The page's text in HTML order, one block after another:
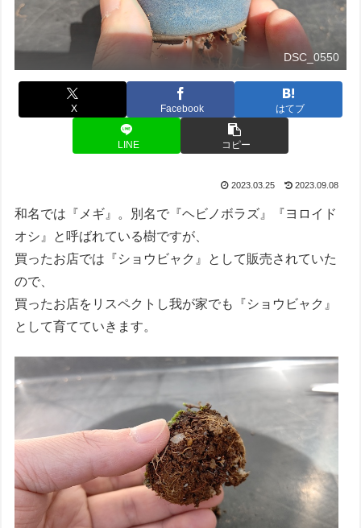
DSC_0550
X Facebook はてブ
LINE コピー
2023.03.25 2023.09.08
和名では『メギ』。別名で『ヘビノボラズ』『ヨロイド
オシ』と呼ばれている樹ですが、
買ったお店では『ショウビャク』として販売されていた
ので、
買ったお店をリスペクトし我が家でも『ショウビャク』
として育てていきます。